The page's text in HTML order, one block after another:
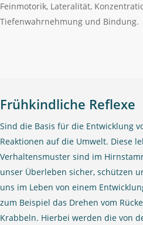
Feinmotorik, Lateralität,
Tiefenwahrnehmung und Bindung.
Frühkindliche Reflexe
Sind die Basis für die Entwicklung
Reaktionen auf die Umwelt. Diese
Verhaltensmuster sind im
unser Überleben sicher, schützen
uns im Leben von einem
zum Beispiel das Drehen vom
Krabbeln. Hierbei werden die von